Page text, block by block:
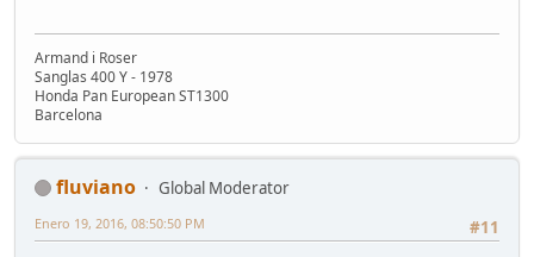
Armand i Roser
Sanglas 400 Y - 1978
Honda Pan European ST1300
Barcelona
fluviano
Global Moderator
#11
Enero 19, 2016, 08:50:50 PM